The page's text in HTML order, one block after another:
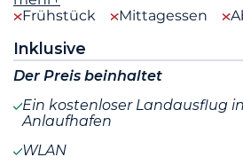
Frühstück
Mittagessen
Inklusive
Der Preis beinhaltet
Ein kostenloser Landausflug
Anlaufhafen
WLAN